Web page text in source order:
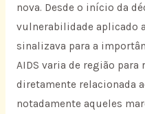
nova. Desde o início da
vulnerabilidade aplicado
sinalizava para a
AIDS varia de região
diretamente relacionada
notadamente aqueles